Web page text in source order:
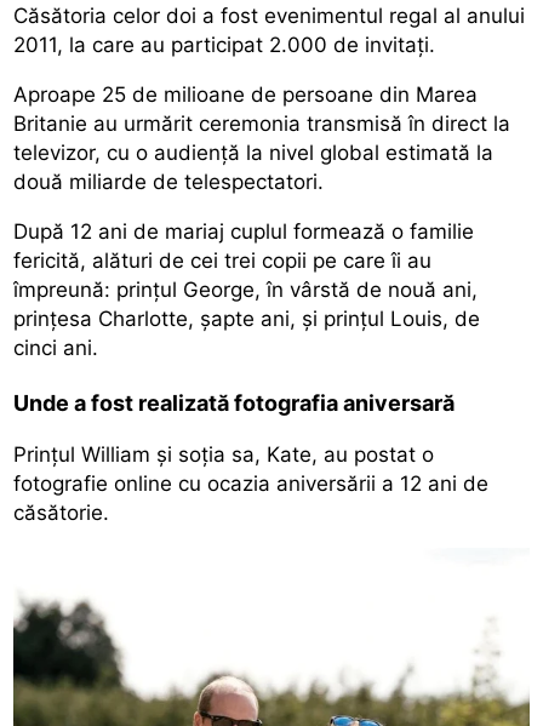
Căsătoria celor doi a fost evenimentul regal al anului
2011, la care au participat 2.000 de invitaţi.
Aproape 25 de milioane de persoane din Marea
Britanie au urmărit ceremonia transmisă în direct la
televizor, cu o audienţă la nivel global estimată la
două miliarde de telespectatori.
După 12 ani de mariaj cuplul formează o familie
fericită, alături de cei trei copii pe care îi au
împreună: prinţul George, în vârstă de nouă ani,
prinţesa Charlotte, şapte ani, şi prinţul Louis, de
cinci ani.
Unde a fost realizată fotografia aniversară
Prinţul William şi soţia sa, Kate, au postat o
fotografie online cu ocazia aniversării a 12 ani de
căsătorie.